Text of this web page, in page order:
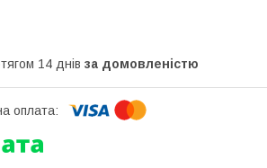
14 днів за домовленістю